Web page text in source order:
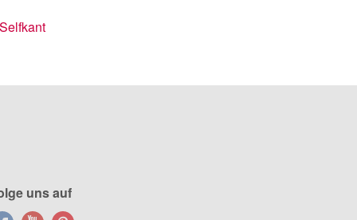
Selfkant
uns auf